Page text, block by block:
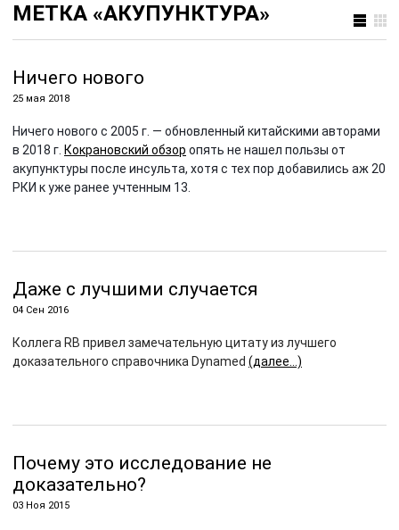
МЕТКА «АКУПУНКТУРА»
Ничего нового
25 мая 2018
Ничего нового с 2005 г. — обновленный китайскими авторами
в 2018 г. Кокрановский обзор опять не нашел пользы от
акупунктуры после инсульта, хотя с тех пор добавились аж 20
РКИ к уже ранее учтенным 13.
Даже с лучшими случается
04 Сен 2016
Коллега RB привел замечательную цитату из лучшего
доказательного справочника Dynamed (далее…)
Почему это исследование не
доказательно?
03 Ноя 2015